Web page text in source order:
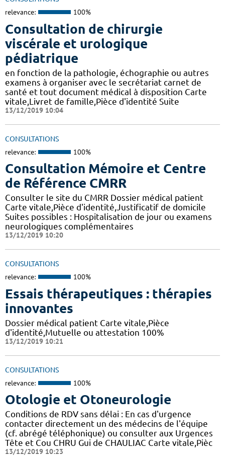
relevance: 100%
Consultation de chirurgie
viscérale et urologique
pédiatrique
en fonction de la pathologie, échographie ou autres
examens à organiser avec le secrétariat carnet de
santé et tout document médical à disposition Carte
vitale,Livret de famille,Pièce d'identité Suite
13/12/2019 10:04
CONSULTATIONS
relevance: 100%
Consultation Mémoire et Centre
de Référence CMRR
Consulter le site du CMRR Dossier médical patient
Carte vitale,Pièce d'identité,Justificatif de domicile
Suites possibles : Hospitalisation de jour ou examens
neurologiques complémentaires
13/12/2019 10:20
CONSULTATIONS
relevance: 100%
Essais thérapeutiques : thérapies
innovantes
Dossier médical patient Carte vitale,Pièce
d'identité,Mutuelle ou attestation 100%
13/12/2019 10:21
CONSULTATIONS
relevance: 100%
Otologie et Otoneurologie
Conditions de RDV sans délai : En cas d'urgence
contacter directement un des médecins de l'équipe
(cf. abrégé téléphonique) ou consulter aux Urgences
Tête et Cou CHRU Gui de CHAULIAC Carte vitale,Pièc
13/12/2019 10:23